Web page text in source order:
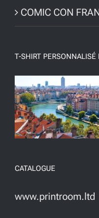
COMIC CON
T-SHIRT PERSONNALISÉ
CATALOGUE
www.printroom.ltd